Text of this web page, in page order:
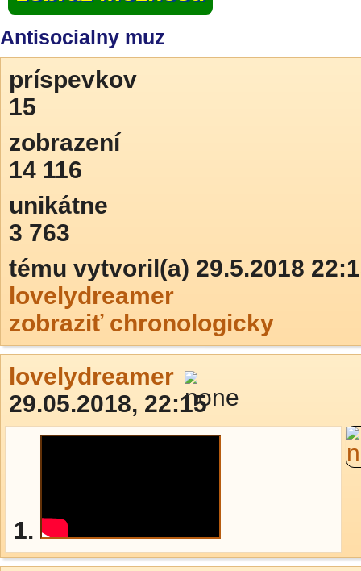
Antisocialny muz
príspevkov
15
zobrazení
14 116
unikátne
3 763
tému vytvoril(a) 29.5.2018
lovelydreamer
zobraziť chronologicky
lovelydreamer
29.05.2018, 22:15
1.